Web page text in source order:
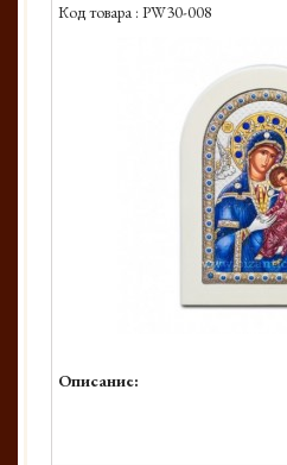
Код товара : PW30-008
Описание: